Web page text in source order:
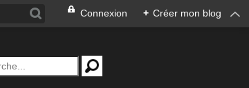
Connexion + Créer mon blog